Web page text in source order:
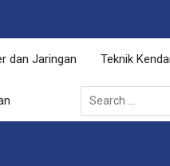
dan Jaringan Teknik
Search
for: